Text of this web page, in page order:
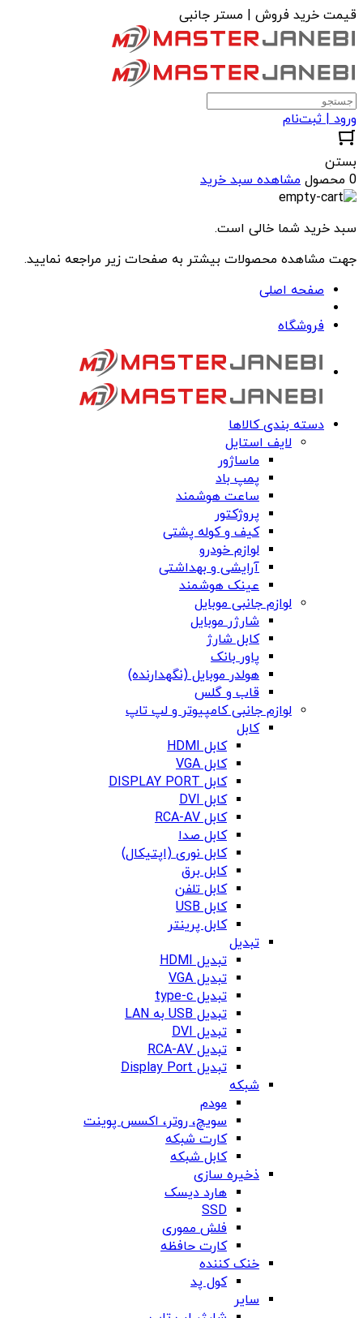
قیمت خرید فروش | مستر جانبی
ورود | ثبت‌نام
بستن
0 محصول
مشاهده سبد خرید
سبد خرید شما خالی است.
جهت مشاهده محصولات بیشتر به صفحات زیر مراجعه نمایید.
صفحه اصلی
فروشگاه
دسته بندی کالاها
لایف استایل
ماساژور
پمپ باد
ساعت هوشمند
پروژکتور
کیف و کوله پشتی
لوازم خودرو
آرایشی و بهداشتی
عینک هوشمند
لوازم جانبی موبایل
شارژر موبایل
کابل شارژ
پاور بانک
هولدر موبایل (نگهدارنده)
قاب و گلس
لوازم جانبی کامپیوتر و لپ تاپ
کابل
کابل HDMI
کابل VGA
کابل DISPLAY PORT
کابل DVI
کابل RCA-AV
کابل صدا
کابل نوری (اپتیکال)
کابل برق
کابل تلفن
کابل USB
کابل پرینتر
تبدیل
تبدیل HDMI
تبدیل VGA
تبدیل type-c
تبدیل USB به LAN
تبدیل DVI
تبدیل RCA-AV
تبدیل Display Port
شبکه
مودم
سویچ، روتر، اکسس پوینت
کارت شبکه
کابل شبکه
ذخیره سازی
هارد دیسک
SSD
فلش مموری
کارت حافظه
خنک کننده
کول پد
سایر